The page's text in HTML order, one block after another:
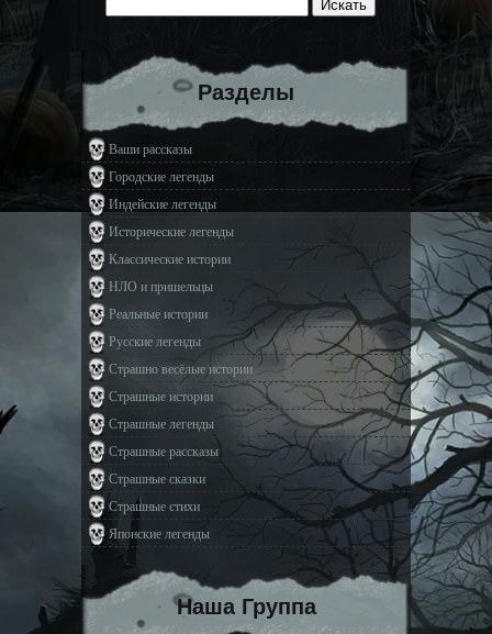
Разделы
Ваши рассказы
Городские легенды
Индейские легенды
Исторические легенды
Классические истории
НЛО и пришельцы
Реальные истории
Русские легенды
Страшно весёлые истории
Страшные истории
Страшные легенды
Страшные рассказы
Страшные сказки
Страшные стихи
Японские легенды
Наша Группа